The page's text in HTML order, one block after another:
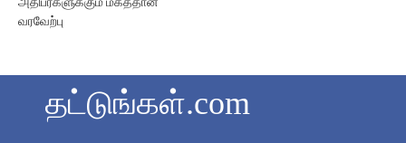
வரவேற்பு
தட்டுங்கள்.com